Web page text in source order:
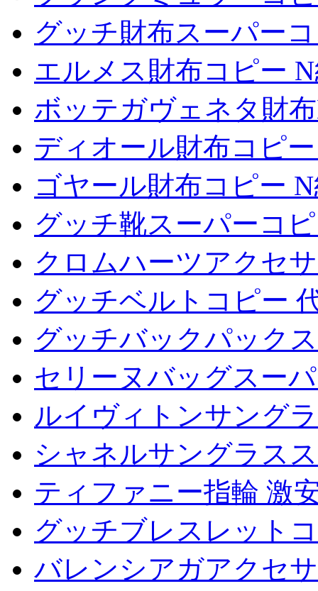
グッチ財布スーパー
エルメス財布コピー
ボッテガヴェネタ財
ディオール財布コピ
ゴヤール財布コピー
グッチ靴スーパーコ
クロムハーツアクセ
グッチベルトコピー
グッチバックパック
セリーヌバッグスー
ルイヴィトンサング
シャネルサングラス
ティファニー指輪 激
グッチブレスレット
バレンシアガアクセ